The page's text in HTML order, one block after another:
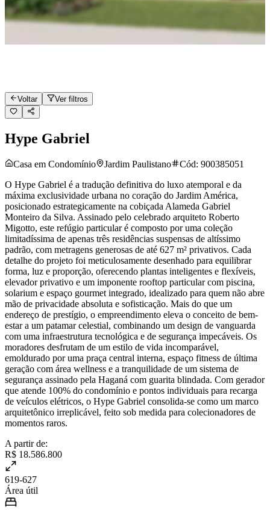
Voltar Ver filtros
Hype Gabriel
Casa em Condomínio Jardim Paulistano Cód: 900385051
O Hype Gabriel é a tradução definitiva do luxo atemporal e da
máxima exclusividade urbana no coração do Jardim América,
posicionado estrategicamente na cobiçada Alameda Gabriel
Monteiro da Silva. Assinado pelo celebrado arquiteto Roberto
Migotto, este refúgio particular é composto por uma coleção
limitadíssima de apenas três residências suspensas de altíssimo
padrão, com metragens generosas de até 627 m² privativos. Cada
detalhe do projeto foi meticulosamente desenhado para equilibrar
forma, luz e proporção, oferecendo plantas inteligentes e flexíveis,
elevador privativo e um imponente rooftop particular com piscina,
solarium e espaço gourmet integrado, idealizado para quem não abre
mão de privacidade absoluta e sofisticação. Mais do que um
endereço de prestígio, o empreendimento eleva o conceito de bem-
estar a um patamar celestial, combinando um design de vanguarda
com uma infraestrutura tecnológica e de segurança impecáveis. Os
moradores desfrutam de um estilo de vida incomparável,
emoldurado por uma praça central interna, espaço fitness de última
geração com área wellness e a tranquilidade de um sistema de
segurança assinado pela Haganá com guarita blindada. Com gerador
que atende 100% do condomínio e pontos individuais para recarga
de veículos elétricos, o Hype Gabriel consolida-se como um marco
arquitetônico irreplicável, feito sob medida para colecionadores de
momentos raros.
A partir de:
R$ 18.586.800
619-627
Área útil